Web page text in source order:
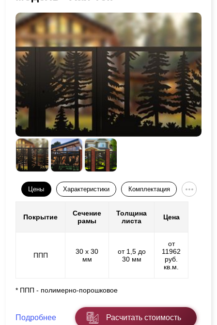
Цены Характеристики Комплектация
Покрытие
Сечение
рамы
Толщина
листа
Цена
ППП
30 х 30
мм
от 1,5 до
30 мм
от
11962
руб.
кв.м.
* ППП - полимерно-порошковое
Подробнее Расчитать стоимость